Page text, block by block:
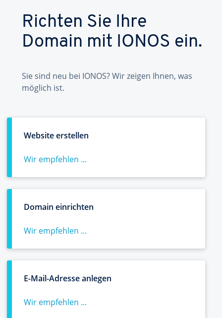
Richten Sie Ihre
Domain mit IONOS ein.
Sie sind neu bei IONOS? Wir zeigen Ihnen, was
möglich ist.
Website erstellen
Wir empfehlen ...
Domain einrichten
Wir empfehlen ...
E-Mail-Adresse anlegen
Wir empfehlen ...